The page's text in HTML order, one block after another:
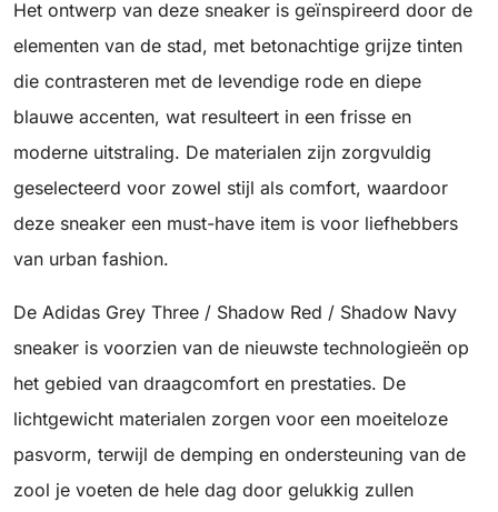
Het ontwerp van deze sneaker is geïnspireerd door de
elementen van de stad, met betonachtige grijze tinten
die contrasteren met de levendige rode en diepe
blauwe accenten, wat resulteert in een frisse en
moderne uitstraling. De materialen zijn zorgvuldig
geselecteerd voor zowel stijl als comfort, waardoor
deze sneaker een must-have item is voor liefhebbers
van urban fashion.
De Adidas Grey Three / Shadow Red / Shadow Navy
sneaker is voorzien van de nieuwste technologieën op
het gebied van draagcomfort en prestaties. De
lichtgewicht materialen zorgen voor een moeiteloze
pasvorm, terwijl de demping en ondersteuning van de
zool je voeten de hele dag door gelukkig zullen